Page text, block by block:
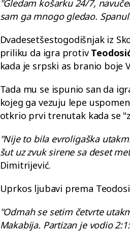
"Gledam košarku 24/7,
sam ga mnogo gledao.
Dvadesetšestogodišnjak iz
priliku da igra protiv
kada je srpski as branio boje
Tada mu se ispunio san da
kojeg ga vezuju lepe
otkrio prvi trenutak kada se
"Nije to bila evroligaška
šut uz zvuk sirene sa deset
Dimitrijević.
Uprkos ljubavi prema
"Odmah se setim četvrte
Makabija. Partizan je vodio